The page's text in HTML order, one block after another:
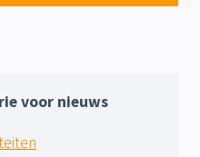
voor nieuws